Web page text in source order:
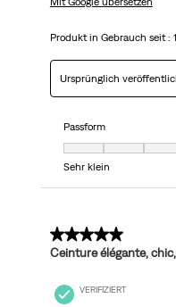
Produkt in Gebrauch seit :
Ursprünglich
Passform
Passform, 4 von 7,
Sehr klein
5 von 5 Sternen.
Ceinture élégante,
VERIFIZIERT